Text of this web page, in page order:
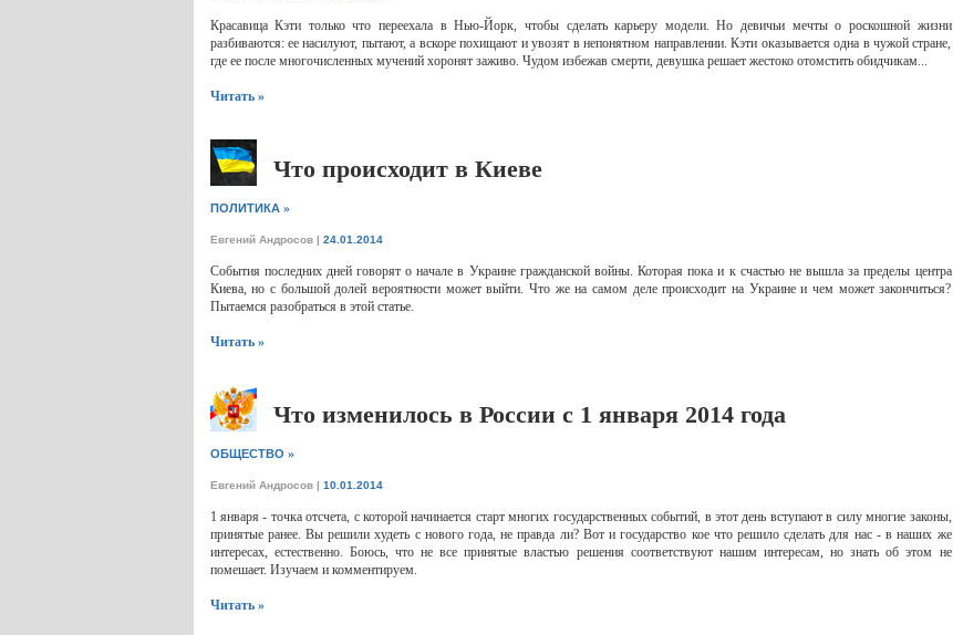
Красавица Кэти только что переехала в Нью-Йорк, чтобы сделать карьеру модели. Но девичьи мечты о роскошной жизни
разбиваются: ее насилуют, пытают, а вскоре похищают и увозят в непонятном направлении. Кэти оказывается одна в чужой стране,
где ее после многочисленных мучений хоронят заживо. Чудом избежав смерти, девушка решает жестоко отомстить обидчикам...
Читать »
Что происходит в Киеве
ПОЛИТИКА»
Евгений Андросов| 24.01.2014
События последних дней говорят о начале в Украине гражданской войны. Которая пока и к счастью не вышла за пределы центра
Киева, но с большой долей вероятности может выйти. Что же на самом деле происходит на Украине и чем может закончиться?
Пытаемся разобраться в этой статье.
Читать »
Что изменилось в России с 1 января 2014 года
ОБЩЕСТВО »
Евгений Андросов| 10.01.2014
1 января - точка отсчета, с которой начинается старт многих государственных событий, в этот день вступают в силу многие законы,
принятые ранее. Вы решили худеть с нового года, не правда ли? Вот и государство кое что решило сделать для нас - в наших же
интересах, естественно. Боюсь, что не все принятые властью решения соответствуют нашим интересам, но знать об этом не
помешает. Изучаем и комментируем.
Читать »